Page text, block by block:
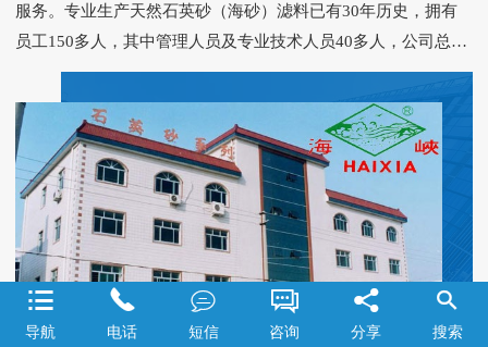

导航

电话

短信

咨询

分享

搜索
服务。专业生产天然石英砂（海砂）滤料已有30年历史，拥有
员工150多人，其中管理人员及专业技术人员40多人，公司总投
资额1360万元，年产量15万吨，产值5800多万元，技术力量雄
厚、检测设备先进齐全。 本公司能生产用于各类型滤池的滤
料，规格型号齐全，原砂经千百万年海浪冲淘而成，颗粒饱满、
质地坚硬，经淡水冲洗去除杂质、筛选加工而成，是经济、理想
的天然滤料。建设部水处理滤料检测中心每年均对本产品进行质
量检测，合格率100%，理化性能为：SiO2含量＞96%，破碎率
和磨损率之和＜1.0%，密度＞2.60g/cm3，灼烧减量＜0.5%，盐
酸可溶率＜2.0%，含泥量＜0.5%，轻物质含量＜0.1%，各项质
量指标均符合建设部颁发CJ/T 43-2005《水处理用滤料》标准。